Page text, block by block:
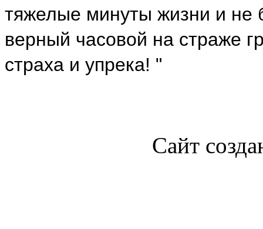
тяжелые минуты жизни и не
верный часовой на страже
страха и упрека! "
Сайт